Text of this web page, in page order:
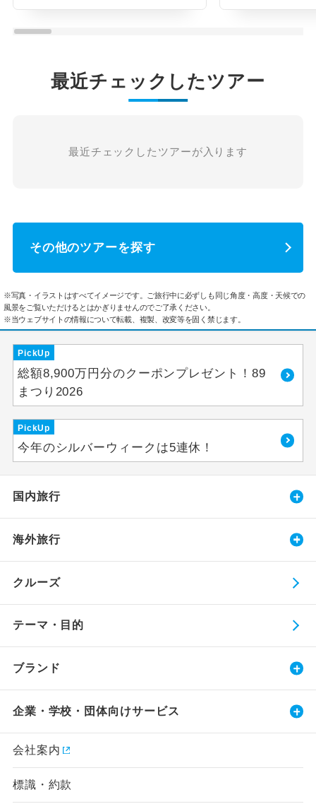
最近チェックしたツアー
最近チェックしたツアーが入ります
その他のツアーを探す
※写真・イラストはすべてイメージです。ご旅行中に必ずしも同じ角度・高度・天候での
風景をご覧いただけるとはかぎりませんのでご了承ください。
※当ウェブサイトの情報について転載、複製、改変等を固く禁じます。
PickUp
総額8,900万円分のクーポンプレゼント！89
まつり2026
PickUp
今年のシルバーウィークは5連休！
国内旅行
海外旅行
クルーズ
テーマ・目的
ブランド
企業・学校・団体向けサービス
会社案内
標識・約款